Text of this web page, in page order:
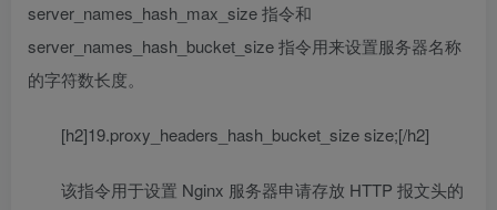
server_names_hash_max_size 指令和
server_names_hash_bucket_size 指令用来设置服务器名称
的字符数长度。
[h2]19.proxy_headers_hash_bucket_size size;[/h2]
该指令用于设置 Nginx 服务器申请存放 HTTP 报文头的